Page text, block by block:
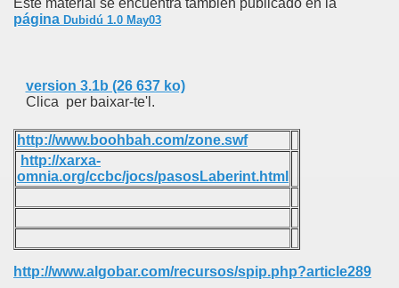
Este material se encuentra también publicado en la
página Dubidú 1.0 May03
version 3.1b (26 637 ko)
Clica per baixar-te'l.
http://www.boohbah.com/zone.swf
http://xarxa-
omnia.org/ccbc/jocs/pasosLaberint.html
http://www.algobar.com/recursos/spip.php?article289